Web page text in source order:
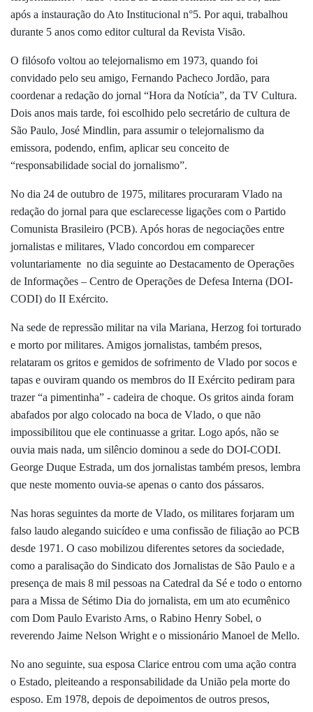
após a instauração do Ato Institucional n°5. Por aqui, trabalhou
durante 5 anos como editor cultural da Revista Visão.
O filósofo voltou ao telejornalismo em 1973, quando foi
convidado pelo seu amigo, Fernando Pacheco Jordão, para
coordenar a redação do jornal “Hora da Notícia”, da TV Cultura.
Dois anos mais tarde, foi escolhido pelo secretário de cultura de
São Paulo, José Mindlin, para assumir o telejornalismo da
emissora, podendo, enfim, aplicar seu conceito de
“responsabilidade social do jornalismo”.
No dia 24 de outubro de 1975, militares procuraram Vlado na
redação do jornal para que esclarecesse ligações com o Partido
Comunista Brasileiro (PCB). Após horas de negociações entre
jornalistas e militares, Vlado concordou em comparecer
voluntariamente no dia seguinte ao Destacamento de Operações
de Informações – Centro de Operações de Defesa Interna (DOI-
CODI) do II Exército.
Na sede de repressão militar na vila Mariana, Herzog foi torturado
e morto por militares. Amigos jornalistas, também presos,
relataram os gritos e gemidos de sofrimento de Vlado por socos e
tapas e ouviram quando os membros do II Exército pediram para
trazer “a pimentinha” - cadeira de choque. Os gritos ainda foram
abafados por algo colocado na boca de Vlado, o que não
impossibilitou que ele continuasse a gritar. Logo após, não se
ouvia mais nada, um silêncio dominou a sede do DOI-CODI.
George Duque Estrada, um dos jornalistas também presos, lembra
que neste momento ouvia-se apenas o canto dos pássaros.
Nas horas seguintes da morte de Vlado, os militares forjaram um
falso laudo alegando suicídeo e uma confissão de filiação ao PCB
desde 1971. O caso mobilizou diferentes setores da sociedade,
como a paralisação do Sindicato dos Jornalistas de São Paulo e a
presença de mais 8 mil pessoas na Catedral da Sé e todo o entorno
para a Missa de Sétimo Dia do jornalista, em um ato ecumênico
com Dom Paulo Evaristo Arns, o Rabino Henry Sobel, o
reverendo Jaime Nelson Wright e o missionário Manoel de Mello.
No ano seguinte, sua esposa Clarice entrou com uma ação contra
o Estado, pleiteando a responsabilidade da União pela morte do
esposo. Em 1978, depois de depoimentos de outros presos,